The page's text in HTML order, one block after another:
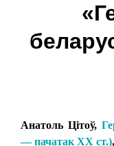
Анатоль Цітоў,
— пачатак ХХ ст.)
записям